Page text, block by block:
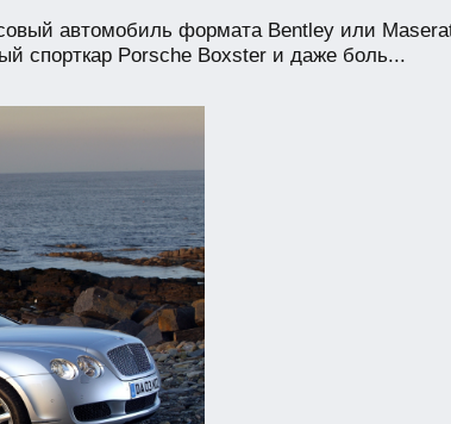
автомобиль формата Bentley или
спорткар Porsche Boxster и даже боль...